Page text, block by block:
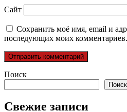
Сайт
Сохранить моё имя, email и
последующих моих комментариев.
Поиск
Поиск
Свежие записи